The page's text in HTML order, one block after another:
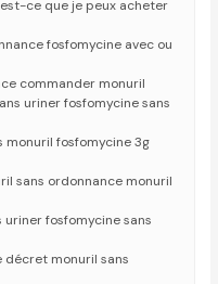
ce que je peux acheter
fosfomycine avec ou
commander monuril
uriner fosfomycine sans
monuril fosfomycine 3g
sans ordonnance monuril
fosfomycine sans
décret monuril sans